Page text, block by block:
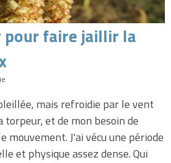
pour faire jaillir la
mais refroidie par le vent
torpeur, et de mon besoin de
mouvement. J'ai vécu une période
et physique assez dense. Qui